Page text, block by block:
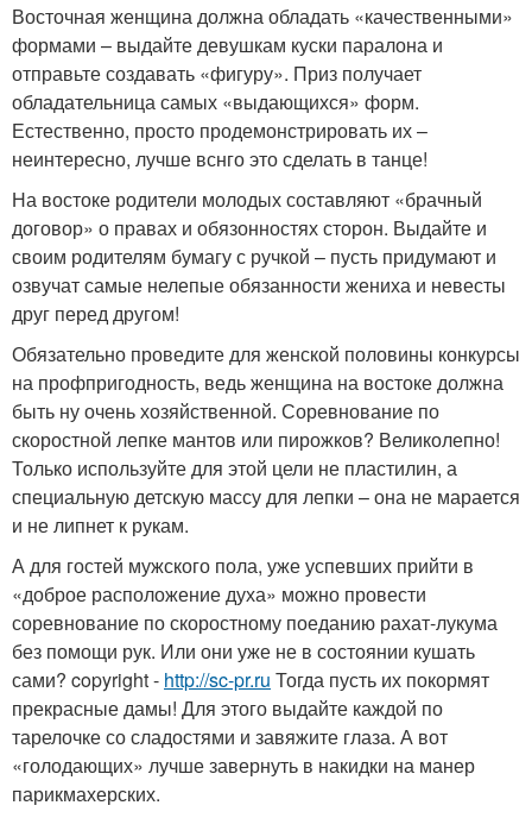
Восточная женщина должна обладать «качественными»
формами – выдайте девушкам куски паралона и
отправьте создавать «фигуру». Приз получает
обладательница самых «выдающихся» форм.
Естественно, просто продемонстрировать их –
неинтересно, лучше вснго это сделать в танце!
На востоке родители молодых составляют «брачный
договор» о правах и обязонностях сторон. Выдайте и
своим родителям бумагу с ручкой – пусть придумают и
озвучат самые нелепые обязанности жениха и невесты
друг перед другом!
Обязательно проведите для женской половины конкурсы
на профпригодность, ведь женщина на востоке должна
быть ну очень хозяйственной. Соревнование по
скоростной лепке мантов или пирожков? Великолепно!
Только используйте для этой цели не пластилин, а
специальную детскую массу для лепки – она не марается
и не липнет к рукам.
А для гостей мужского пола, уже успевших прийти в
«доброе расположение духа» можно провести
соревнование по скоростному поеданию рахат-лукума
без помощи рук. Или они уже не в состоянии кушать
сами? copyright - http://sc-pr.ru Тогда пусть их покормят
прекрасные дамы! Для этого выдайте каждой по
тарелочке со сладостями и завяжите глаза. А вот
«голодающих» лучше завернуть в накидки на манер
парикмахерских.